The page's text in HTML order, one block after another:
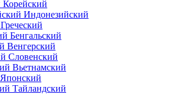
Корейский
Индонезийский
Греческий
Бенгальский
Венгерский
Словенский
Вьетнамский
Японский
Тайландский